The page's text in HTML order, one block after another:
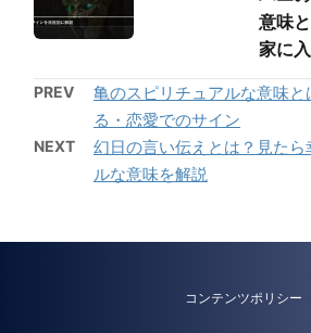
意味
家に
PREV
亀のスピリチュアルな意味
る・恋愛でのサイン
NEXT
幻日の言い伝えとは？見た
ルな意味を解説
コンテンツポリシー